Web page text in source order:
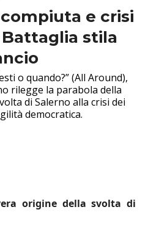
e crisi
stila
o quando?” (All Around),
rilegge la parabola della
di Salerno alla crisi dei
democratica.
origine della svolta di